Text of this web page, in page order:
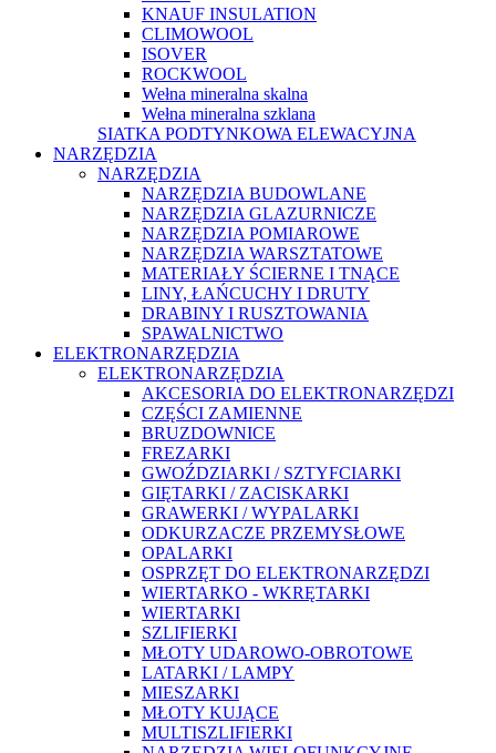
KNAUF INSULATION
CLIMOWOOL
ISOVER
ROCKWOOL
Wełna mineralna skalna
Wełna mineralna szklana
SIATKA PODTYNKOWA ELEWACYJNA
NARZĘDZIA
NARZĘDZIA
NARZĘDZIA BUDOWLANE
NARZĘDZIA GLAZURNICZE
NARZĘDZIA POMIAROWE
NARZĘDZIA WARSZTATOWE
MATERIAŁY ŚCIERNE I TNĄCE
LINY, ŁAŃCUCHY I DRUTY
DRABINY I RUSZTOWANIA
SPAWALNICTWO
ELEKTRONARZĘDZIA
ELEKTRONARZĘDZIA
AKCESORIA DO ELEKTRONARZĘDZI
CZĘŚCI ZAMIENNE
BRUZDOWNICE
FREZARKI
GWOŹDZIARKI / SZTYFCIARKI
GIĘTARKI / ZACISKARKI
GRAWERKI / WYPALARKI
ODKURZACZE PRZEMYSŁOWE
OPALARKI
OSPRZĘT DO ELEKTRONARZĘDZI
WIERTARKO - WKRĘTARKI
WIERTARKI
SZLIFIERKI
MŁOTY UDAROWO-OBROTOWE
LATARKI / LAMPY
MIESZARKI
MŁOTY KUJĄCE
MULTISZLIFIERKI